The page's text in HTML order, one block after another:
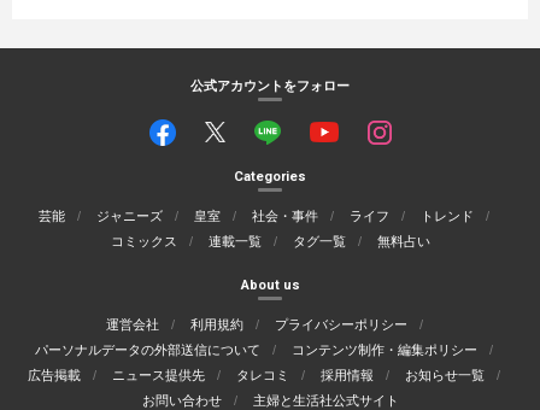
公式アカウントをフォロー
Categories
芸能 ジャニーズ 皇室 社会・事件 ライフ
トレンド
コミックス
連載一覧 タグ一覧 無料占い
About us
運営会社 利用規約
プライバシーポリシー
パーソナルデータの外部送信について
コンテンツ制作・編集ポリシー
広告掲載
ニュース提供先 タレコミ 採用情報
お知らせ一覧
お問い合わせ
主婦と生活社公式サイト